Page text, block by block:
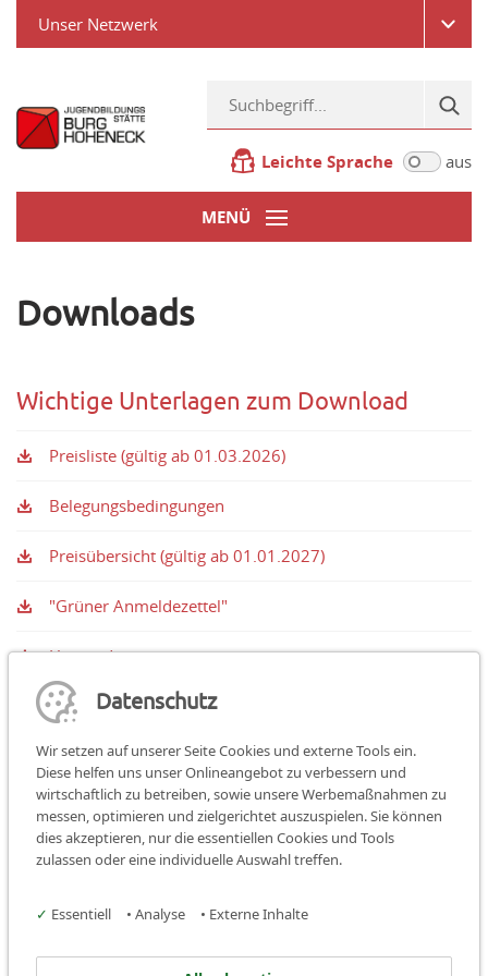
Unser Netzwerk
Leichte Sprache aus
MENÜ
Downloads
Wichtige Unterlagen zum Download
Preisliste (gültig ab 01.03.2026)
Belegungsbedingungen
Preisübersicht (gültig ab 01.01.2027)
"Grüner Anmeldezettel"
Hausordnung
Konzeption der Jugendbildungsstätte Burg Hoheneck
Teilen:
Facebook
Jugendbildungsstätte Burg
Datenschutz
Wir setzen auf unserer Seite Cookies und externe Tools ein.
Diese helfen uns unser Onlineangebot zu verbessern und
wirtschaftlich zu betreiben, sowie unsere Werbemaßnahmen zu
messen, optimieren und zielgerichtet auszuspielen. Sie können
dies akzeptieren, nur die essentiellen Cookies und Tools
zulassen oder eine individuelle Auswahl treffen.
✓ Essentiell • Analyse • Externe Inhalte